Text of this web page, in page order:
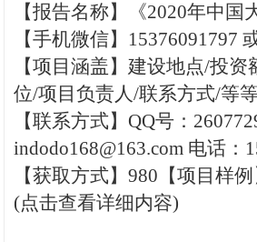
【报告名称】《2020年中
【手机微信】15376091797
【项目涵盖】建设地点/投
位/项目负责人/联系方式/等等
【联系方式】QQ号：
indodo168@163.com 电话：
【获取方式】980【项目样
(点击查看详细内容)